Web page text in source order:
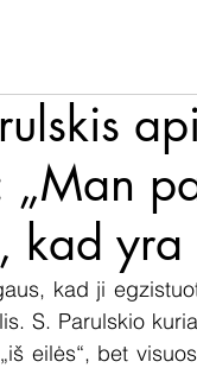
kad
kad ji
S. Parulskio
eilės“, bet